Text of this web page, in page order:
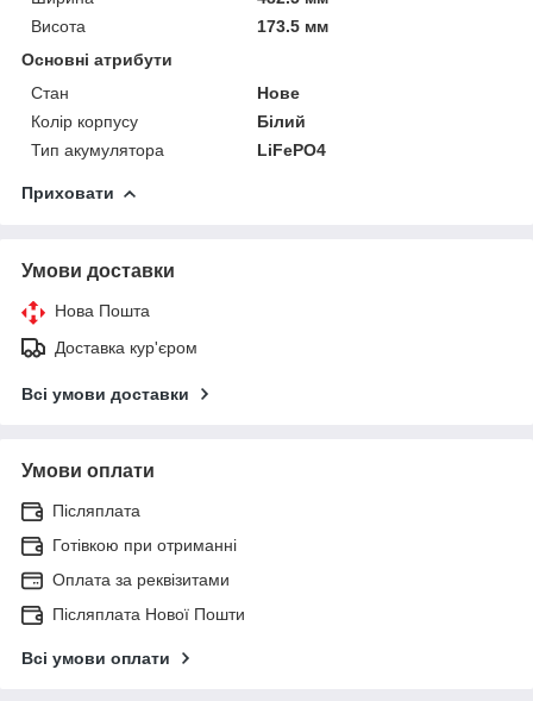
Висота
173.5 мм
Основні атрибути
Стан
Нове
Колір корпусу
Білий
Тип акумулятора
LiFePO4
Приховати
Умови доставки
Нова Пошта
Доставка кур'єром
Всі умови доставки
Умови оплати
Післяплата
Готівкою при отриманні
Оплата за реквізитами
Післяплата Нової Пошти
Всі умови оплати